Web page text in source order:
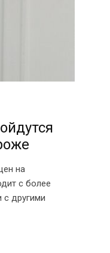
на
с более
другими